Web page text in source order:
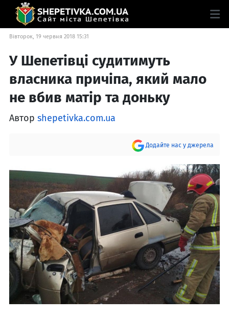
Вівторок, 19 червня 2018 15:31
У Шепетівці судитимуть
власника причіпа, який мало
не вбив матір та доньку
Автор shepetivka.com.ua
Додайте нас у джерела